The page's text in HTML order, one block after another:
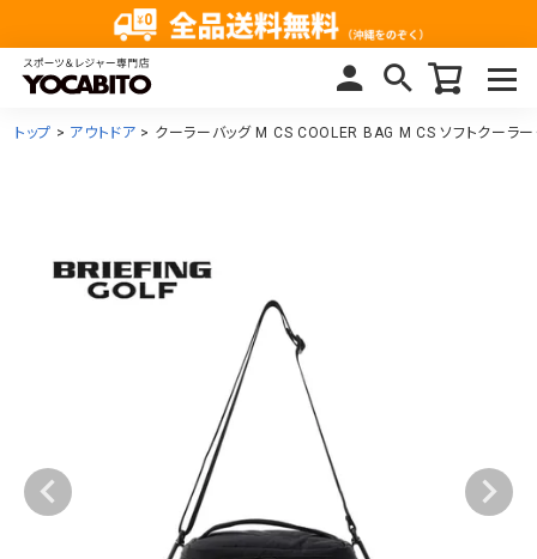
トップ アウトドア クーラーバッグ M CS COOLER BAG M CS ソフトクーラ